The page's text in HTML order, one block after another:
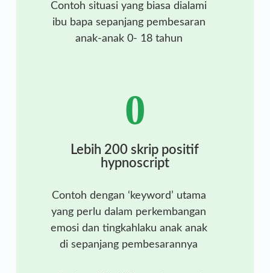
Contoh situasi yang biasa dialami
ibu bapa sepanjang pembesaran
anak-anak 0- 18 tahun
0
Lebih 200 skrip positif
hypnoscript
Contoh dengan ‘keyword’ utama
yang perlu dalam perkembangan
emosi dan tingkahlaku anak anak
di sepanjang pembesarannya